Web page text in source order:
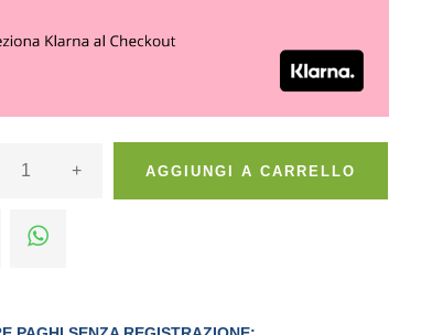
+ AGGIUNGI A CARRELLO